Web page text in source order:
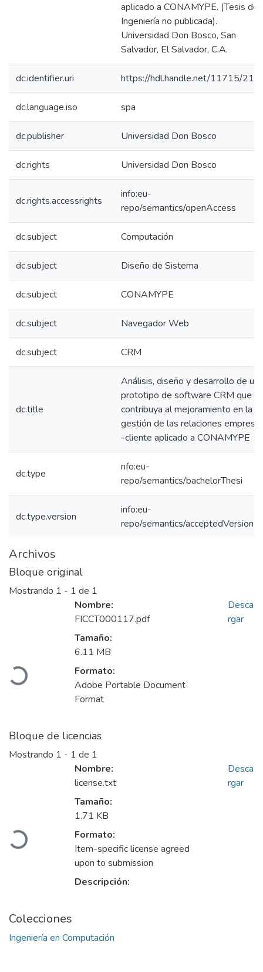
aplicado a CONAMYPE. (Tesis de
Ingeniería no publicada).
Universidad Don Bosco, San
Salvador, El Salvador, C.A.
dc.identifier.uri https://hdl.handle.net/11715/
dc.language.iso spa
dc.publisher Universidad Don Bosco
dc.rights Universidad Don Bosco
dc.rights.accessrights
info:eu-
repo/semantics/openAccess
dc.subject Computación
dc.subject Diseño de Sistema
dc.subject CONAMYPE
dc.subject Navegador Web
dc.subject CRM
dc.title
Análisis, diseño y desarrollo de un
prototipo de software CRM que
contribuya al mejoramiento en la
gestión de las relaciones empresa
-cliente aplicado a CONAMYPE
dc.type
nfo:eu-
repo/semantics/bachelorThesi
dc.type.version
info:eu-
repo/semantics/acceptedVersion
Archivos
Bloque original
Mostrando 1 - 1 de 1
Cargando...
Nombre:
FICCT000117.pdf
Tamaño:
6.11 MB
Formato:
Adobe Portable Document
Format
Desca
rgar
Bloque de licencias
Mostrando 1 - 1 de 1
Cargando...
Nombre:
license.txt
Tamaño:
1.71 KB
Formato:
Item-specific license agreed
upon to submission
Descripción:
Desca
rgar
Colecciones
Ingeniería en Computación